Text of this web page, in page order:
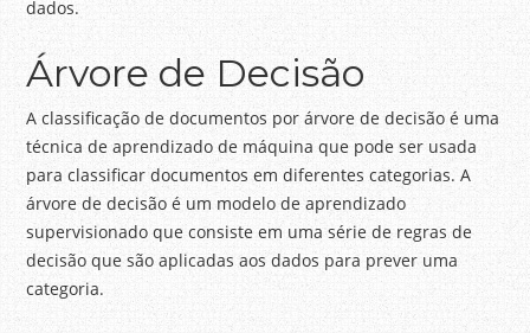
dados.
Árvore de Decisão
A classificação de documentos por árvore de decisão é uma
técnica de aprendizado de máquina que pode ser usada
para classificar documentos em diferentes categorias. A
árvore de decisão é um modelo de aprendizado
supervisionado que consiste em uma série de regras de
decisão que são aplicadas aos dados para prever uma
categoria.